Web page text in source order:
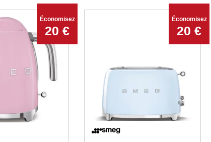
Économisez
20 €
Économisez
20 €